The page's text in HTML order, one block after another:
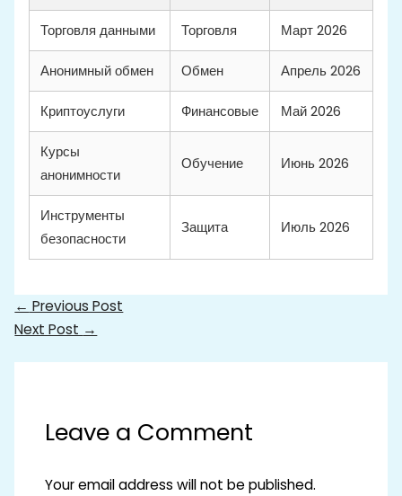
Торговля данными Торговля Март 2026
Анонимный обмен Обмен Апрель 2026
Криптоуслуги Финансовые Май 2026
Курсы
анонимности
Обучение Июнь 2026
Инструменты
безопасности
Защита Июль 2026
← Previous Post
Next Post →
Leave a Comment
Your email address will not be published.